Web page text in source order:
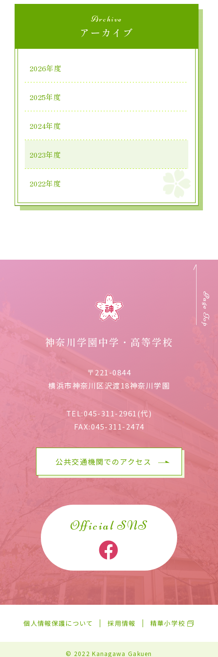
Archive
アーカイブ
2026年度
2025年度
2024年度
2023年度
2022年度
神奈川学園中学・高等学校
〒221-0844
横浜市神奈川区沢渡18神奈川学園
TEL:045-311-2961(代)
FAX:045-311-2474
公共交通機関でのアクセス
Official SNS
個人情報保護について 採用情報 精華小学校
Page Top
© 2022 Kanagawa Gakuen